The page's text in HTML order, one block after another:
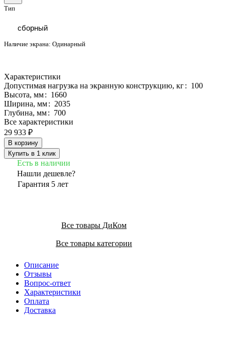
Тип
сборный
Наличие экрана: Одинарный
Характеристики
Допустимая нагрузка на экранную конструкцию, кг: 100
Высота, мм: 1660
Ширина, мм: 2035
Глубина, мм: 700
Все характеристики
29 933 ₽
В корзину
Купить в 1 клик
Есть в наличии
Нашли дешевле?
Гарантия 5 лет
Все товары ДиКом
Все товары категории
Описание
Отзывы
Вопрос-ответ
Характеристики
Оплата
Доставка